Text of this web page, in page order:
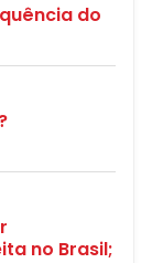
do
no Brasil;